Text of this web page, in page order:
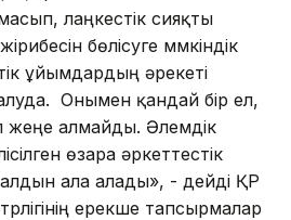
лаңкестік сияқты
бөлісуге мүмкіндік
ұйымдардың әрекеті
Онымен қандай бір ел,
жеңе алмайды. Әлемдік
өзара әркеттестік
алдын ала алады», - дейді ҚР
ерекше тапсырмалар